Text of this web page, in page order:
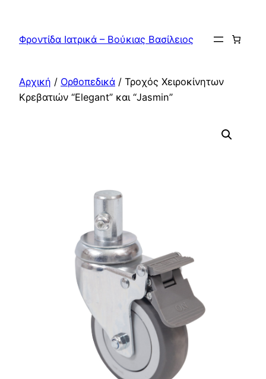
περιεχόμενο
Φροντίδα Ιατρικά – Βούκιας Βασίλειος
Αρχική / Ορθοπεδικά / Τροχός Χειροκίνητων
Κρεβατιών “Elegant” και “Jasmin”